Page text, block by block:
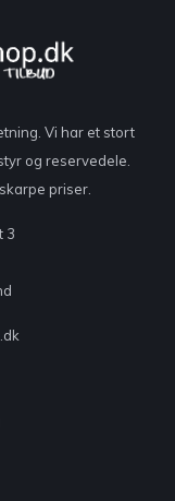
Vi har et stort
og reservedele.
priser.
3